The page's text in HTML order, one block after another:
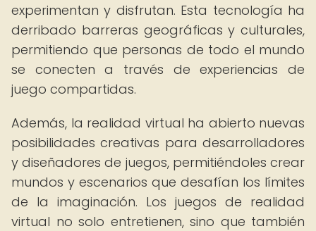
experimentan y disfrutan. Esta tecnología ha
derribado barreras geográficas y culturales,
permitiendo que personas de todo el mundo
se conecten a través de experiencias de
juego compartidas.
Además, la realidad virtual ha abierto nuevas
posibilidades creativas para desarrolladores
y diseñadores de juegos, permitiéndoles crear
mundos y escenarios que desafían los límites
de la imaginación. Los juegos de realidad
virtual no solo entretienen, sino que también